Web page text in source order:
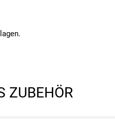
ZUBEHÖR